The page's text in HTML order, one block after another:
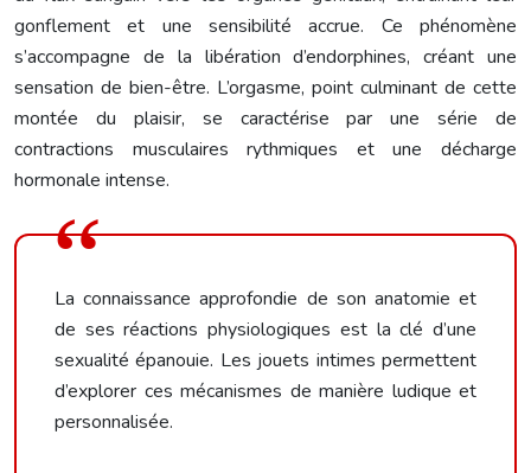
gonflement et une sensibilité accrue. Ce phénomène
s’accompagne de la libération d’endorphines, créant une
sensation de bien-être. L’orgasme, point culminant de cette
montée du plaisir, se caractérise par une série de
contractions musculaires rythmiques et une décharge
hormonale intense.
La connaissance approfondie de son anatomie et
de ses réactions physiologiques est la clé d’une
sexualité épanouie. Les jouets intimes permettent
d’explorer ces mécanismes de manière ludique et
personnalisée.